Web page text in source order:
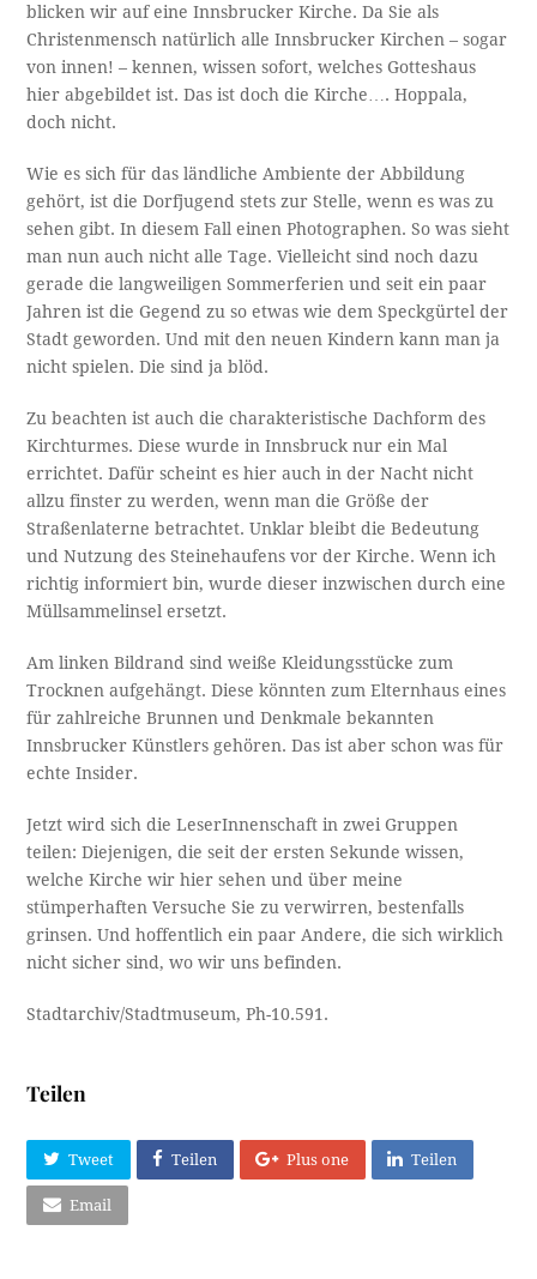
blicken wir auf eine Innsbrucker Kirche. Da Sie als
Christenmensch natürlich alle Innsbrucker Kirchen – sogar
von innen! – kennen, wissen sofort, welches Gotteshaus
hier abgebildet ist. Das ist doch die Kirche…. Hoppala,
doch nicht.
Wie es sich für das ländliche Ambiente der Abbildung
gehört, ist die Dorfjugend stets zur Stelle, wenn es was zu
sehen gibt. In diesem Fall einen Photographen. So was sieht
man nun auch nicht alle Tage. Vielleicht sind noch dazu
gerade die langweiligen Sommerferien und seit ein paar
Jahren ist die Gegend zu so etwas wie dem Speckgürtel der
Stadt geworden. Und mit den neuen Kindern kann man ja
nicht spielen. Die sind ja blöd.
Zu beachten ist auch die charakteristische Dachform des
Kirchturmes. Diese wurde in Innsbruck nur ein Mal
errichtet. Dafür scheint es hier auch in der Nacht nicht
allzu finster zu werden, wenn man die Größe der
Straßenlaterne betrachtet. Unklar bleibt die Bedeutung
und Nutzung des Steinehaufens vor der Kirche. Wenn ich
richtig informiert bin, wurde dieser inzwischen durch eine
Müllsammelinsel ersetzt.
Am linken Bildrand sind weiße Kleidungsstücke zum
Trocknen aufgehängt. Diese könnten zum Elternhaus eines
für zahlreiche Brunnen und Denkmale bekannten
Innsbrucker Künstlers gehören. Das ist aber schon was für
echte Insider.
Jetzt wird sich die LeserInnenschaft in zwei Gruppen
teilen: Diejenigen, die seit der ersten Sekunde wissen,
welche Kirche wir hier sehen und über meine
stümperhaften Versuche Sie zu verwirren, bestenfalls
grinsen. Und hoffentlich ein paar Andere, die sich wirklich
nicht sicher sind, wo wir uns befinden.
Stadtarchiv/Stadtmuseum, Ph-10.591.
Teilen
Tweet Teilen Plus one Teilen
Email